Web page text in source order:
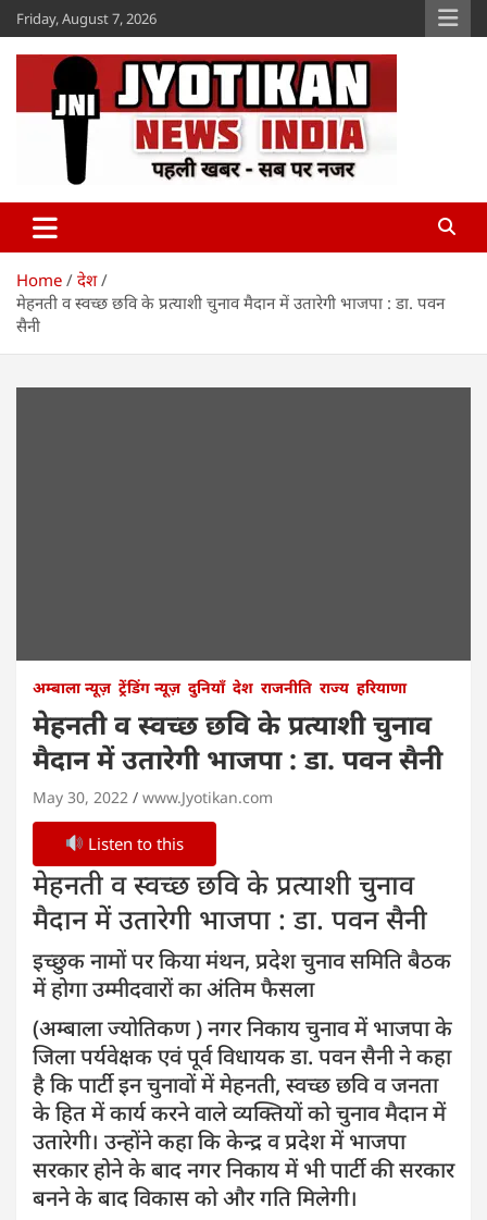
Skip
to
content
Friday, August 7, 2026
Jyotikan
Home
देश
मेहनती व स्वच्छ छवि के प्रत्याशी चुनाव मैदान में उतारेगी भाजपा : डा. पवन
सैनी
अम्बाला न्यूज़ ट्रेंडिंग न्यूज़ दुनियाँ देश राजनीति राज्य हरियाणा
मेहनती व स्वच्छ छवि के प्रत्याशी चुनाव
मैदान में उतारेगी भाजपा : डा. पवन सैनी
May 30, 2022 www.Jyotikan.com
Listen to this
मेहनती व स्वच्छ छवि के प्रत्याशी चुनाव
मैदान में उतारेगी भाजपा : डा. पवन सैनी
इच्छुक नामों पर किया मंथन, प्रदेश चुनाव समिति बैठक
में होगा उम्मीदवारों का अंतिम फैसला
(अम्बाला ज्योतिकण ) नगर निकाय चुनाव में भाजपा के
जिला पर्यवेक्षक एवं पूर्व विधायक डा. पवन सैनी ने कहा
है कि पार्टी इन चुनावों में मेहनती, स्वच्छ छवि व जनता
के हित में कार्य करने वाले व्यक्तियों को चुनाव मैदान में
उतारेगी। उन्होंने कहा कि केन्द्र व प्रदेश में भाजपा
सरकार होने के बाद नगर निकाय में भी पार्टी की सरकार
बनने के बाद विकास को और गति मिलेगी।